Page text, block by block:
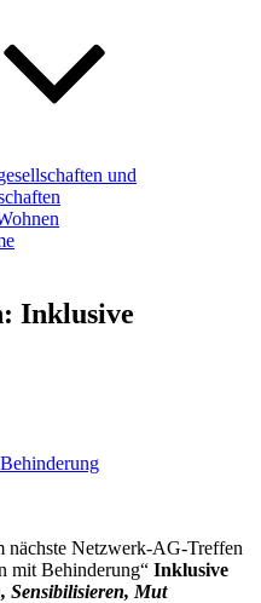
und
Inklusive
nächste Netzwerk-AG-Treffen
mit Behinderung“ Inklusive
Sensibilisieren, Mut